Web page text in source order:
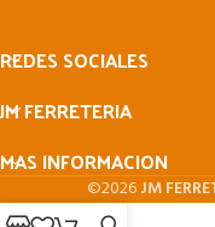
REDES SOCIALES
JM FERRETERIA
MAS INFORMACION
©2026JM